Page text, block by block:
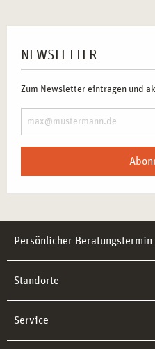
NEWSLETTER
Zum Newsletter eintragen und
Persönlicher Beratungstermin
Standorte
Service